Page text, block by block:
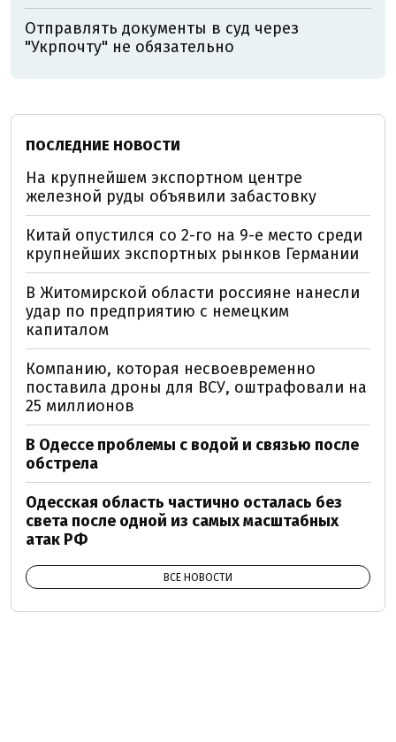
Отправлять документы в суд через
"Укрпочту" не обязательно
ПОСЛЕДНИЕ НОВОСТИ
На крупнейшем экспортном центре
железной руды объявили забастовку
Китай опустился со 2-го на 9-е место среди
крупнейших экспортных рынков Германии
В Житомирской области россияне нанесли
удар по предприятию с немецким
капиталом
Компанию, которая несвоевременно
поставила дроны для ВСУ, оштрафовали на
25 миллионов
В Одессе проблемы с водой и связью после
обстрела
Одесская область частично осталась без
света после одной из самых масштабных
атак РФ
ВСЕ НОВОСТИ